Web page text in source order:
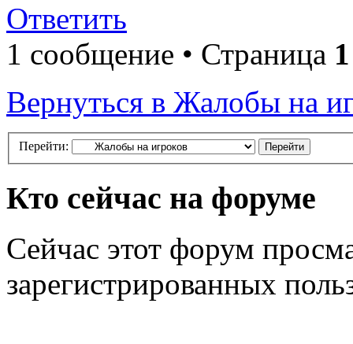
Ответить
1 сообщение • Страница 1
Вернуться в Жалобы на
Перейти:
Кто сейчас на форуме
Сейчас этот форум
зарегистрированных